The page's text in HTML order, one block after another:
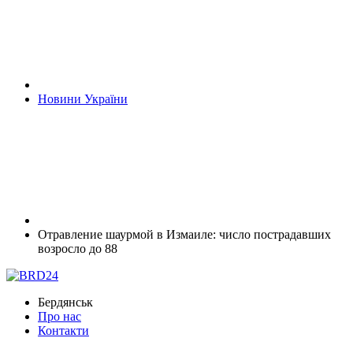
Новини України
Отравление шаурмой в Измаиле: число пострадавших
возросло до 88
Бердянськ
Про нас
Контакти